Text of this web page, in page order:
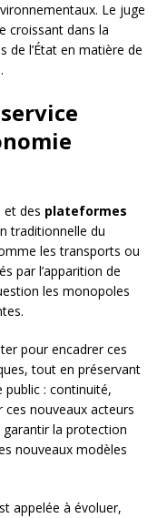
Le juge
croissant dans la
l’État en matière de
et des plateformes
traditionnelle du
les transports ou
par l’apparition de
les monopoles
pour encadrer ces
tout en préservant
public : continuité,
nouveaux acteurs
garantir la protection
nouveaux modèles
appelée à évoluer,